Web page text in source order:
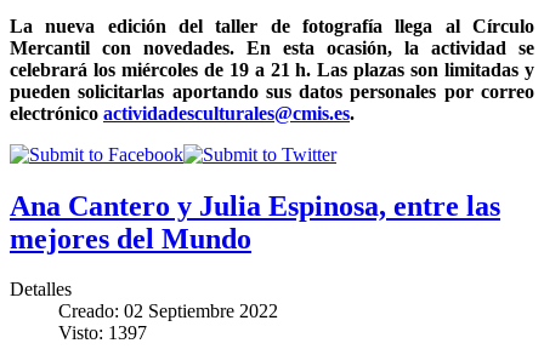
La nueva edición del taller de fotografía llega al Círculo
Mercantil con novedades. En esta ocasión, la actividad se
celebrará los miércoles de 19 a 21 h. Las plazas son limitadas y
pueden solicitarlas aportando sus datos personales por correo
electrónico actividadesculturales@cmis.es.
Ana Cantero y Julia Espinosa, entre las
mejores del Mundo
Detalles
Creado: 02 Septiembre 2022
Visto: 1397